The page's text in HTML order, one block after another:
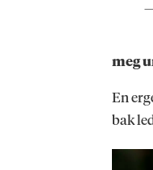
meg
En
bak